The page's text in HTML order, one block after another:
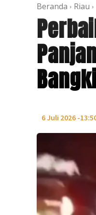
Beranda Riau
6 Juli 2026 -